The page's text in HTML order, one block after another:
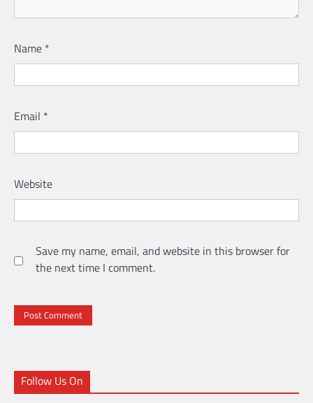
Name *
Email *
Website
Save my name, email, and website in this browser for
the next time I comment.
Follow Us On